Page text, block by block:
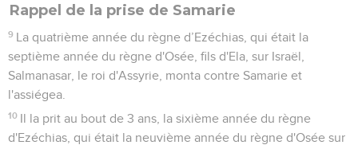
Rappel de la prise de Samarie
9 La quatrième année du règne d’Ezéchias, qui était la
septième année du règne d'Osée, fils d'Ela, sur Israël,
Salmanasar, le roi d'Assyrie, monta contre Samarie et
l'assiégea.
10 Il la prit au bout de 3 ans, la sixième année du règne
d'Ezéchias, qui était la neuvième année du règne d'Osée sur